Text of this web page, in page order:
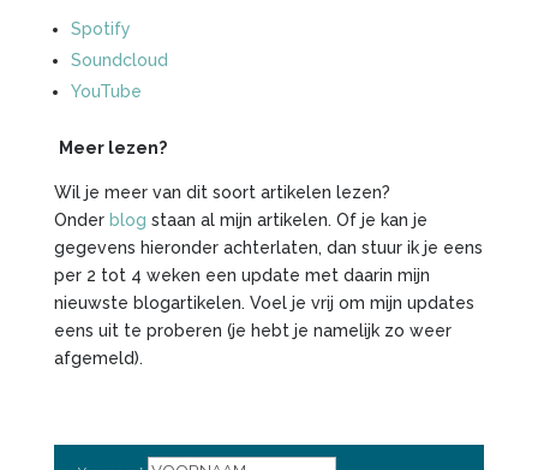
Spotify
Soundcloud
YouTube
Meer lezen?
Wil je meer van dit soort artikelen lezen?
Onder blog staan al mijn artikelen. Of je kan je
gegevens hieronder achterlaten, dan stuur ik je eens
per 2 tot 4 weken een update met daarin mijn
nieuwste blogartikelen. Voel je vrij om mijn updates
eens uit te proberen (je hebt je namelijk zo weer
afgemeld).